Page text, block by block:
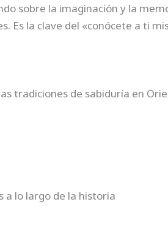
sobre la imaginación y la
Es la clave del «conócete a ti
tradiciones de sabiduría en
a lo largo de la historia